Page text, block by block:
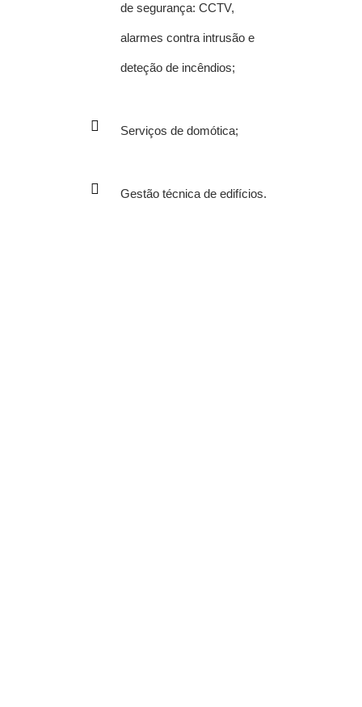
de segurança: CCTV,
alarmes contra intrusão e
deteção de incêndios;
Serviços de domótica;
Gestão técnica de edifícios.